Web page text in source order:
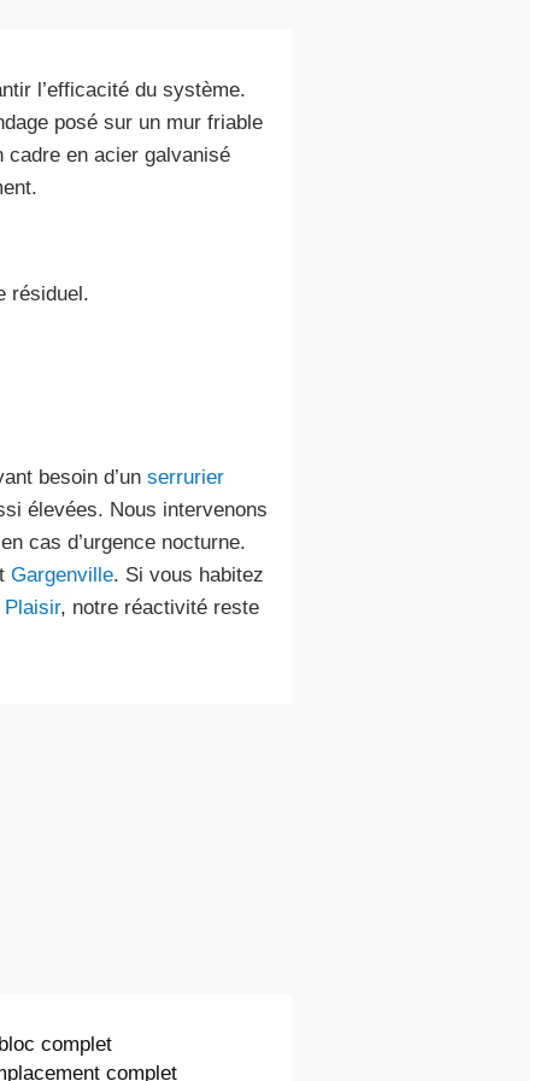
l’efficacité du système.
posé sur un mur friable
cadre en acier galvanisé
résiduel.
besoin d’un serrurier
élevées. Nous intervenons
cas d’urgence nocturne.
Gargenville. Si vous habitez
, notre réactivité reste
complet
complet